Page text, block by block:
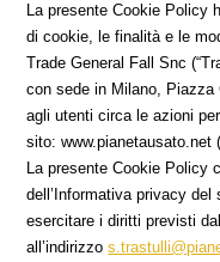
La presente Cookie Policy
di cookie, le finalità e le
Trade General Fall Snc
con sede in Milano, Piazza
agli utenti circa le azioni
sito: www.pianetausato.net
La presente Cookie Policy
dell’Informativa privacy del
esercitare i diritti previsti
all’indirizzo